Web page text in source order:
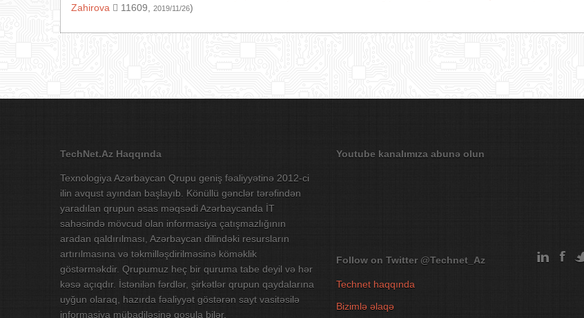
Zahirova
11609, 2019/11/26)
TechNet.Az Haqqında
Texnologiya Azərbaycan Qrupu geniş fəaliyyətinə 2012-ci
ilin avqust ayından başlayıb. Könüllü gənclər tərəfindən
yaradılan qrupun əsas məqsədi Azərbaycanda İT
sahəsində mövcud olan informasiya çatışmazlığının
aradan qaldırılması, Azərbaycan dilindəki resursların
artırılmasına və təkmilləşdirilməsinə köməklik
göstərməkdir. Qrupumuz heç bir quruma tabe deyil və hər
kəsə açıqdır. İstənilən fərdlər, şirkətlər qrupun qaydalarına
uyğun olaraq, hazırda fəaliyyət göstərən sayt vasitəsilə
informasiya mübadiləsinə qoşula bilər.
Youtube kanalımıza abunə olun
Follow on Twitter @Technet_Az
Technet haqqında
Bizimlə əlaqə